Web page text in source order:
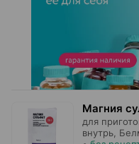
Магния
для
внутрь,